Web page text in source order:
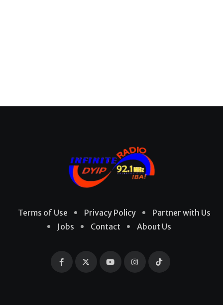
Terms of Use Privacy Policy
Partner with Us
Jobs
Contact About Us